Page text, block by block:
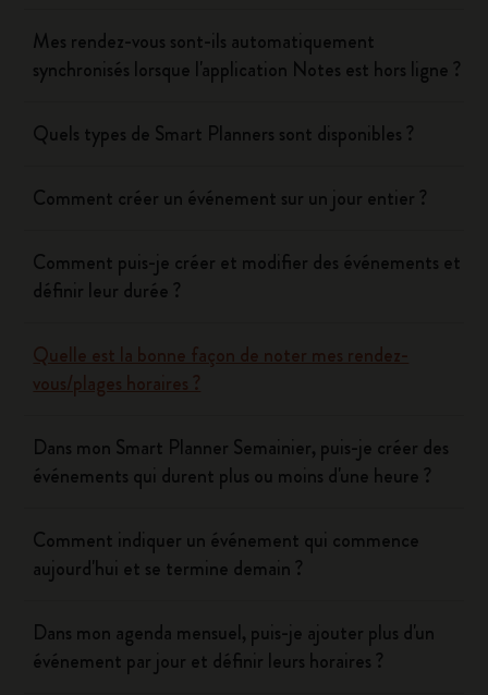
Mes rendez-vous sont-ils automatiquement
synchronisés lorsque l'application Notes est hors ligne ?
Quels types de Smart Planners sont disponibles ?
Comment créer un événement sur un jour entier ?
Comment puis-je créer et modifier des événements et
définir leur durée ?
Quelle est la bonne façon de noter mes rendez-
vous/plages horaires ?
Dans mon Smart Planner Semainier, puis-je créer des
événements qui durent plus ou moins d'une heure ?
Comment indiquer un événement qui commence
aujourd'hui et se termine demain ?
Dans mon agenda mensuel, puis-je ajouter plus d'un
événement par jour et définir leurs horaires ?